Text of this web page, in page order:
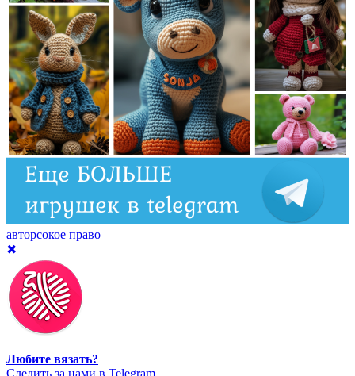
авторсокое право
✖
Любите вязать?